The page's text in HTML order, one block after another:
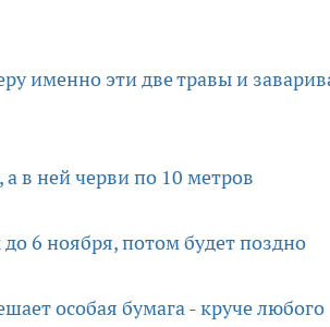
именно эти две травы и
в ней черви по 10 метров
до 6 ноября, потом будет поздно
особая бумага - круче любого